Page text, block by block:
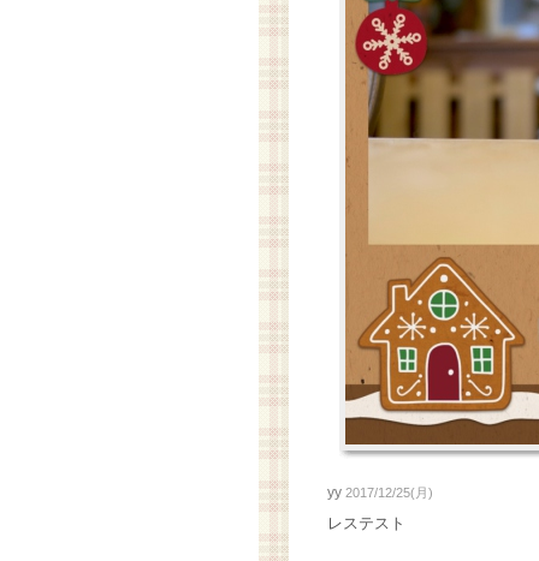
yy 2017/12/25(月)
レステスト